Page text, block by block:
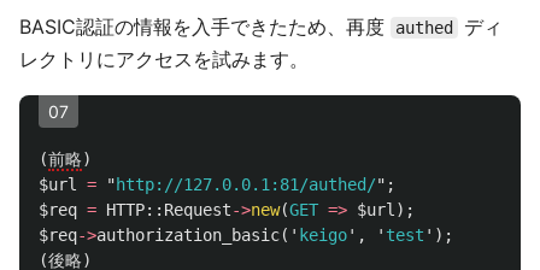
BASIC認証の情報を入手できたため、再度 authed
ディ
レクトリにアクセスを試みます。
07
(前略)
$url
= "http://127.0.0.1:81/authed/";
$req = HTTP:: Request->new(GET => $url );
$req->authorization_basic(' keigo', ' test ');
(後略)